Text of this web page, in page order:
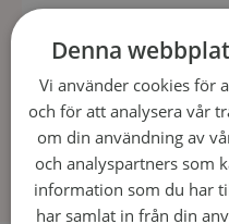
Denna
Vi använder cookies för
och för att analysera vår
om din användning av
och analyspartners som
information som du har
har samlat in från din